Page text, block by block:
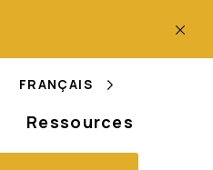
FRANÇAIS
Ressources